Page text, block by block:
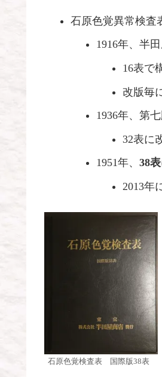
石原色覚異常検査
1916年、半
16表で
改版毎
1936年、第
32表に
1951年、38表
2013年
石原色覚検査表 国際版38表